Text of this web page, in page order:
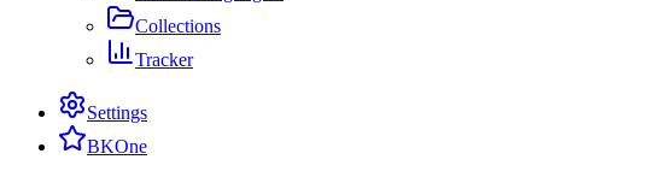
Collections
Tracker
Settings
BKOne